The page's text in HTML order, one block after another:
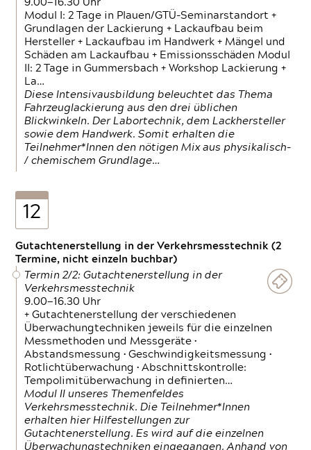
9.00—16.30 Uhr
Modul I: 2 Tage in Plauen/GTÜ-Seminarstandort +
Grundlagen der Lackierung + Lackaufbau beim
Hersteller + Lackaufbau im Handwerk + Mängel und
Schäden am Lackaufbau + Emissionsschäden Modul
II: 2 Tage in Gummersbach + Workshop Lackierung +
La…
Diese Intensivausbildung beleuchtet das Thema
Fahrzeuglackierung aus den drei üblichen
Blickwinkeln. Der Labortechnik, dem Lackhersteller
sowie dem Handwerk. Somit erhalten die
Teilnehmer*Innen den nötigen Mix aus physikalisch-
/ chemischem Grundlage…
12
Gutachtenerstellung in der Verkehrsmesstechnik (2
Termine, nicht einzeln buchbar)
Termin 2/2: Gutachtenerstellung in der
Verkehrsmesstechnik
9.00—16.30 Uhr
+ Gutachtenerstellung der verschiedenen
Überwachungtechniken jeweils für die einzelnen
Messmethoden und Messgeräte •
Abstandsmessung • Geschwindigkeitsmessung •
Rotlichtüberwachung • Abschnittskontrolle:
Tempolimitüberwachung in definierten…
Modul II unseres Themenfeldes
Verkehrsmesstechnik. Die Teilnehmer*Innen
erhalten hier Hilfestellungen zur
Gutachtenerstellung. Es wird auf die einzelnen
Überwachungstechniken eingegangen. Anhand von